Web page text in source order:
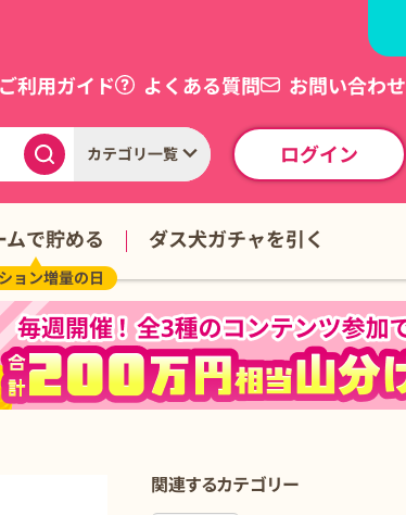
ご利用ガイド よくある質問 お問い合わせ
カテゴリ一覧 ログイン
ムで貯める
ョン増量の日
ダス犬ガチャを引く
関連するカテゴリー